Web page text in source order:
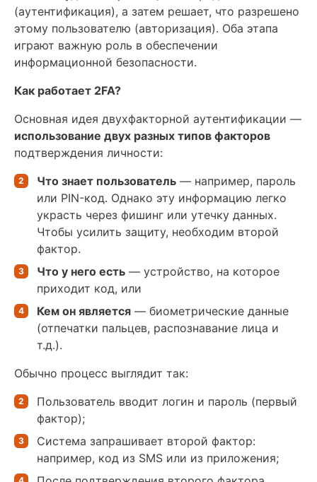
(аутентификация), а затем решает, что разрешено
этому пользователю (авторизация). Оба этапа
играют важную роль в обеспечении
информационной безопасности.
Как работает 2FA?
Основная идея двухфакторной аутентификации —
использование двух разных типов факторов
подтверждения личности:
Что знает пользователь — например, пароль
или PIN-код. Однако эту информацию легко
украсть через фишинг или утечку данных.
Чтобы усилить защиту, необходим второй
фактор.
Что у него есть — устройство, на которое
приходит код, или
Кем он является — биометрические данные
(отпечатки пальцев, распознавание лица и
т.д.).
Обычно процесс выглядит так:
Пользователь вводит логин и пароль (первый
фактор);
Система запрашивает второй фактор:
например, код из SMS или из приложения;